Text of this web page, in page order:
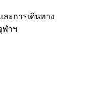
ละการเดินทาง
ฬาฯ